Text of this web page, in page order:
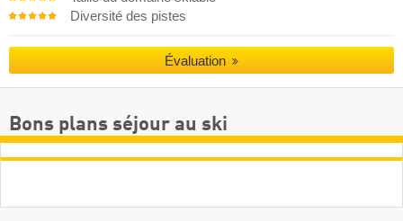
Diversité des pistes
Évaluation
Bons plans séjour au ski